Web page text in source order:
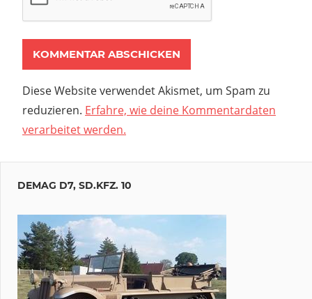
Diese Website verwendet Akismet, um Spam zu
reduzieren. Erfahre, wie deine Kommentardaten
verarbeitet werden.
DEMAG D7, SD.KFZ. 10